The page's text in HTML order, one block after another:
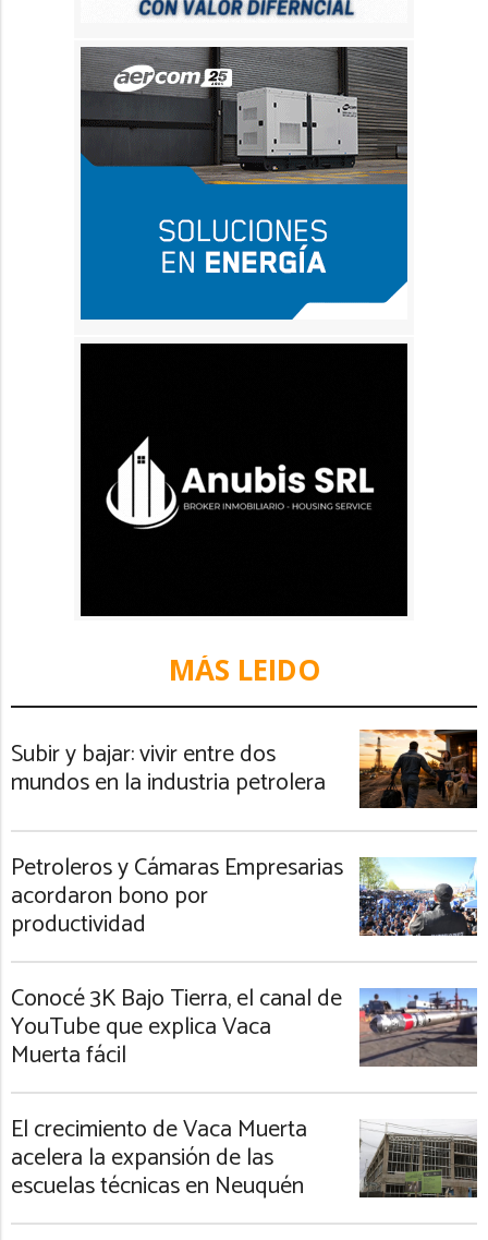
MÁS LEIDO
Subir y bajar: vivir entre dos
mundos en la industria petrolera
Petroleros y Cámaras Empresarias
acordaron bono por
productividad
Conocé 3K Bajo Tierra, el canal de
YouTube que explica Vaca
Muerta fácil
El crecimiento de Vaca Muerta
acelera la expansión de las
escuelas técnicas en Neuquén